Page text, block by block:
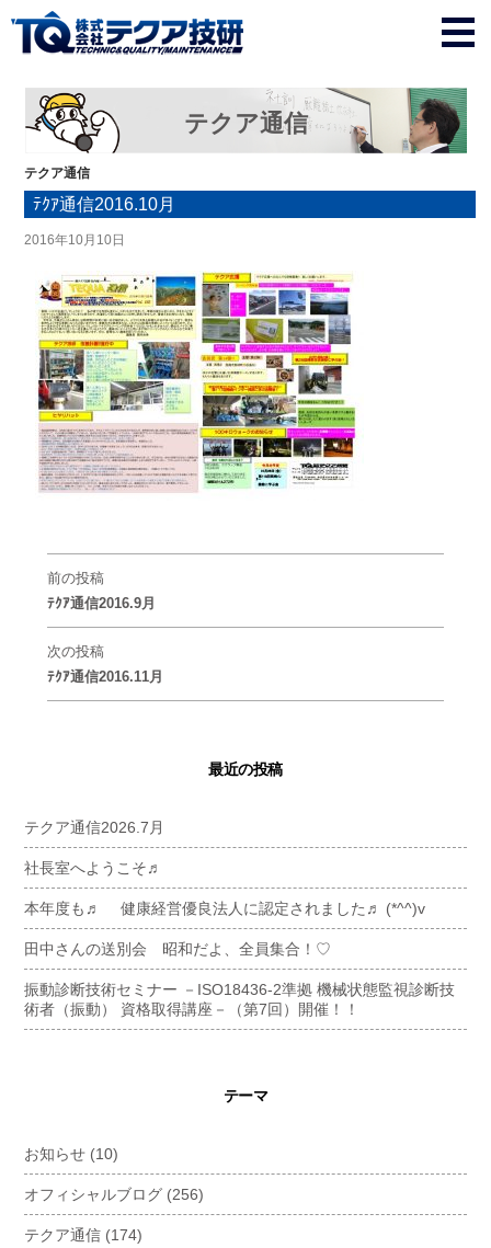
テクア通信
テクア通信
ﾃｸｱ通信2016.10月
2016年10月10日
前の投稿
ﾃｸｱ通信2016.9月
次の投稿
ﾃｸｱ通信2016.11月
最近の投稿
テクア通信2026.7月
社長室へようこそ♬
本年度も♬ 健康経営優良法人に認定されました♬ (*^^)v
田中さんの送別会 昭和だよ、全員集合！♡
振動診断技術セミナー －ISO18436-2準拠 機械状態監視診断技
術者（振動） 資格取得講座－（第7回）開催！！
テーマ
お知らせ (10)
オフィシャルブログ (256)
テクア通信 (174)